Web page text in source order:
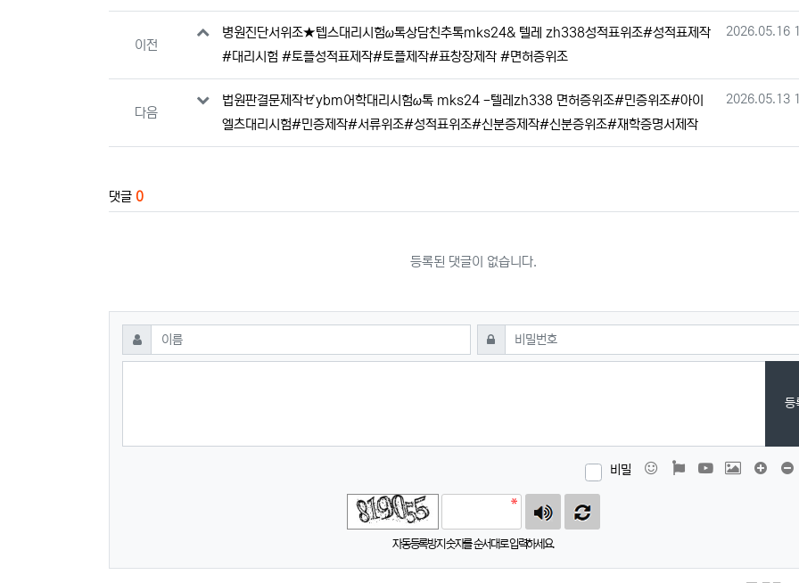
이전
병원진단서위조★텝스대리시험ω톡상담친추톡mks24& 텔레 zh338성적표위조#성적표제작
#대리시험 #토플성적표제작#토플제작#표창장제작 #면허증위조
작성일
2026.05.16
다음
법원판결문제작ゼybm어학대리시험ω톡 mks24 -텔레zh338 면허증위조#민증위조#아이
엘츠대리시험#민증제작#서류위조#성적표위조#신분증제작#신분증위조#재학증명서제작
작성일
2026.05.13
댓글 0
등록된 댓글이 없습니다.
댓글쓰기
이름 필수 비밀번호필수
등
비밀 이모티콘폰트어썸동영상 이미지 댓글
자동등록방지 숫자를 순서대로 입력하세요.